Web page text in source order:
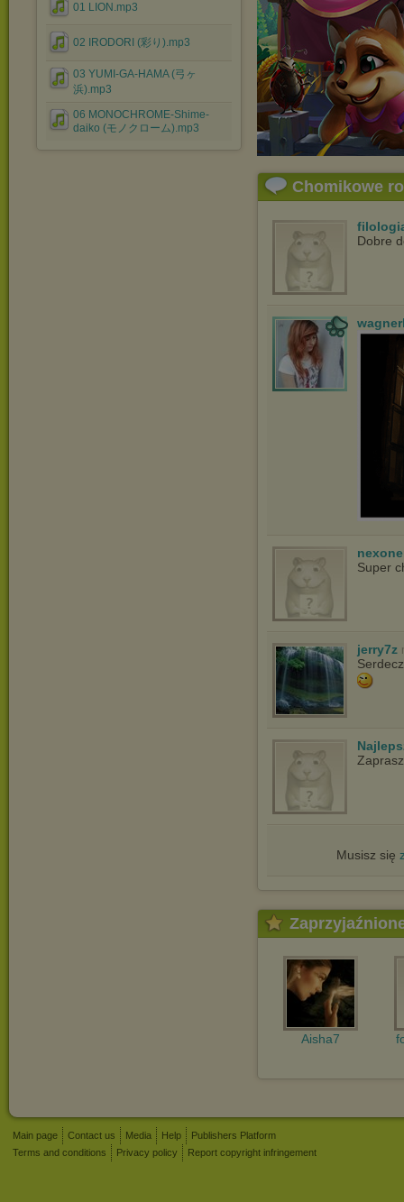
01 LION.mp3
02 IRODORI (彩り).mp3
03 YUMI-GA-HAMA (弓ヶ
浜).mp3
06 MONOCHROME-Shime-
daiko (モノクローム).mp3
Chomikowe
Dobre
Super
jerry7z
Musisz się
Aisha7
Main page Contact us Media Help
Publishers Platform
Terms and conditions
Privacy policy Report copyright infringement